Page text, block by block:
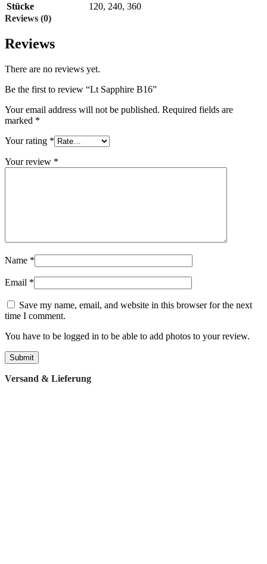
Stücke 120, 240, 360
Reviews (0)
Reviews
There are no reviews yet.
Be the first to review “Lt Sapphire B16”
Your email address will not be published. Required fields are
marked *
Your rating *
Your review *
Name *
Email *
Save my name, email, and website in this browser for the next
time I comment.
You have to be logged in to be able to add photos to your review.
Versand & Lieferung